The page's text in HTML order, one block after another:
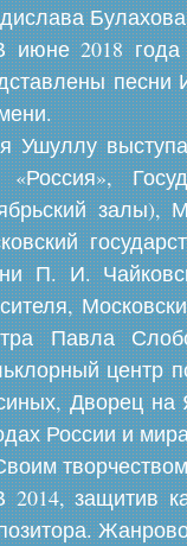
июне 2018
песни
Ушуллу
«Россия»,
залы),
П. И.
Павла
центр
Дворец
России и
2014, защитив